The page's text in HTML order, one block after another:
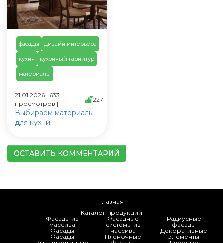
фасады дизайн интерьера
кухня кухонный гарнитур
материалы
21.01.2026 | 633
просмотров |
227
Выбираем материалы
для кухни
ОСТАВИТЬ КОММЕНТАРИЙ
Главная
Каталог продукции
Фасады из
массива
Фасады
Фасады
Фасадные
системы из
массива
Пленочные
Радиусные
фасады
Декоративные
элементы